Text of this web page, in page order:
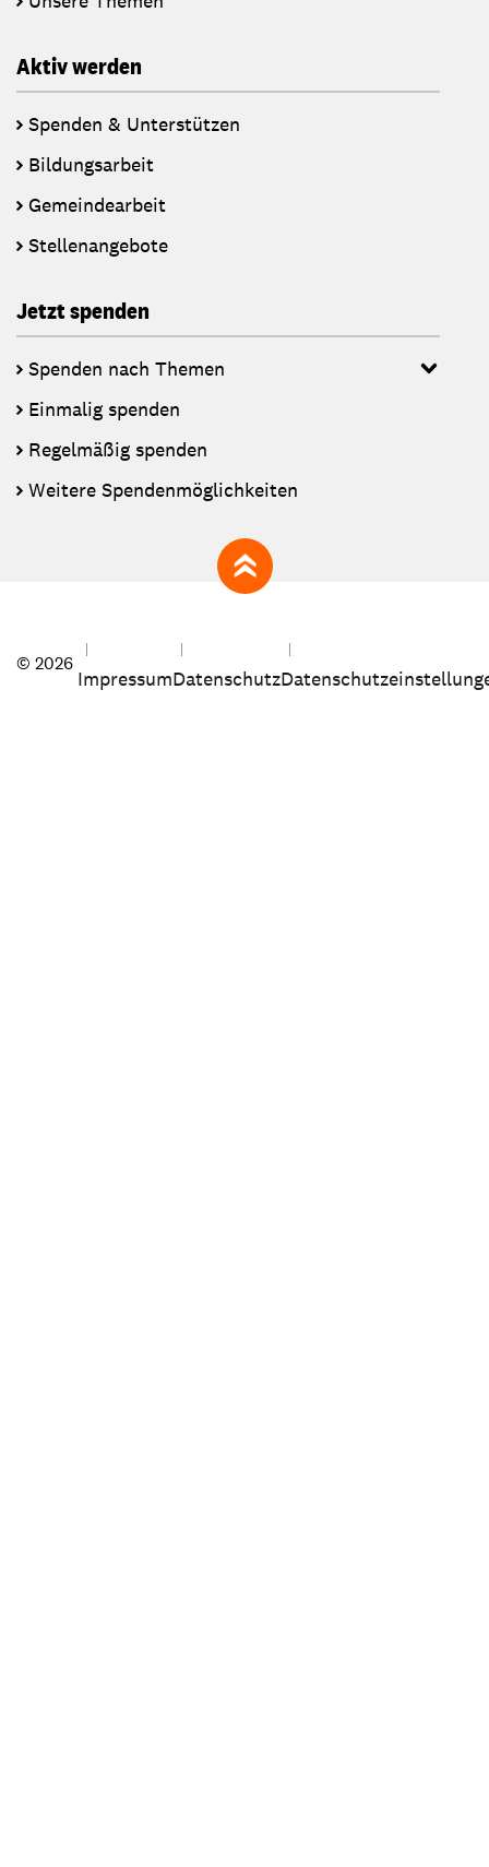
Aktiv werden
Spenden & Unterstützen
Bildungsarbeit
Gemeindearbeit
Stellenangebote
Jetzt spenden
Spenden nach Themen
Einmalig spenden
Regelmäßig spenden
Weitere Spendenmöglichkeiten
zum Seitenanfang
© 2026
ImpressumDatenschutz